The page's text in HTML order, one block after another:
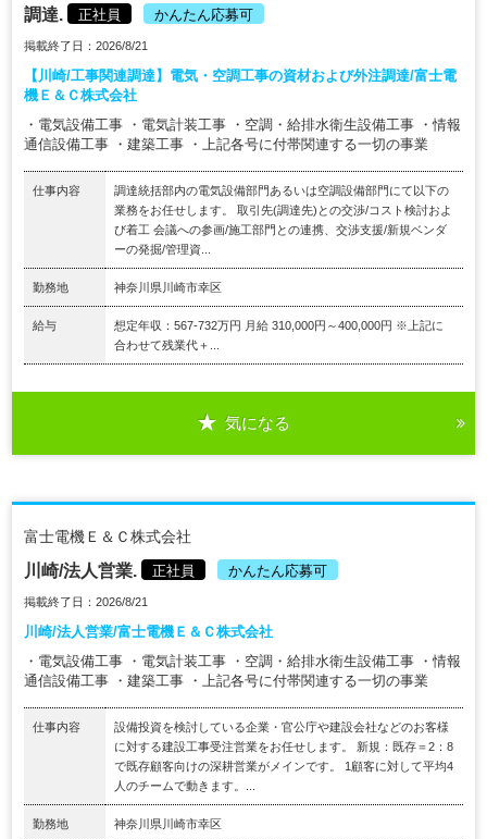
調達. 正社員 かんたん応募可
掲載終了日：2026/8/21
【川崎/工事関連調達】電気・空調工事の資材および外注調達/富士電
機Ｅ＆Ｃ株式会社
・電気設備工事 ・電気計装工事 ・空調・給排水衛生設備工事 ・情報
通信設備工事 ・建築工事 ・上記各号に付帯関連する一切の事業
仕事内容
調達統括部内の電気設備部門あるいは空調設備部門にて以下の
業務をお任せします。 取引先(調達先)との交渉/コスト検討およ
び着工 会議への参画/施工部門との連携、交渉支援/新規ベンダ
ーの発掘/管理資...
勤務地 神奈川県川崎市幸区
給与
想定年収：567-732万円 月給 310,000円～400,000円 ※上記に
合わせて残業代＋...
気になる
富士電機Ｅ＆Ｃ株式会社
川崎/法人営業. 正社員 かんたん応募可
掲載終了日：2026/8/21
川崎/法人営業/富士電機Ｅ＆Ｃ株式会社
・電気設備工事 ・電気計装工事 ・空調・給排水衛生設備工事 ・情報
通信設備工事 ・建築工事 ・上記各号に付帯関連する一切の事業
仕事内容
設備投資を検討している企業・官公庁や建設会社などのお客様
に対する建設工事受注営業をお任せします。 新規：既存＝2：8
で既存顧客向けの深耕営業がメインです。 1顧客に対して平均4
人のチームで動きます。...
勤務地 神奈川県川崎市幸区